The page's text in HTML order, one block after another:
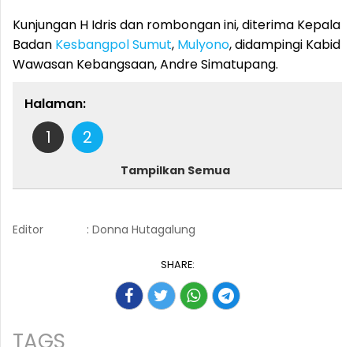
Kunjungan H Idris dan rombongan ini, diterima Kepala
Badan Kesbangpol Sumut, Mulyono, didampingi Kabid
Wawasan Kebangsaan, Andre Simatupang.
Halaman:
1 2
Tampilkan Semua
Editor : Donna Hutagalung
SHARE: